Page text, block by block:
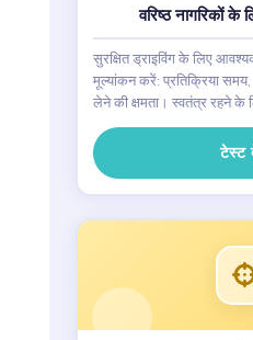
वरिष्ठ नागरिकों के
सुरक्षित ड्राइविंग के लिए
मूल्यांकन करें: प्रतिक्रिया समय,
लेने की क्षमता। स्वतंत्र रहने के
टेस्ट